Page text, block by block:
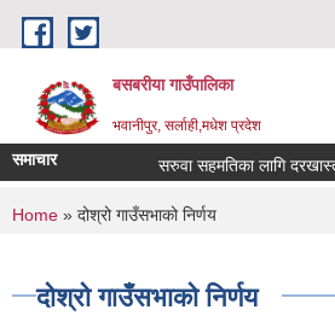
Skip to main content
बसबरीया गाउँपालिका
भवानीपुर, सर्लाही,मधेश प्रदेश
समाचार सरुवा सहमतिका लागि दरखास्त
You are here
Home » दोश्रो गाउँसभाको निर्णय
दोश्रो गाउँसभाको निर्णय